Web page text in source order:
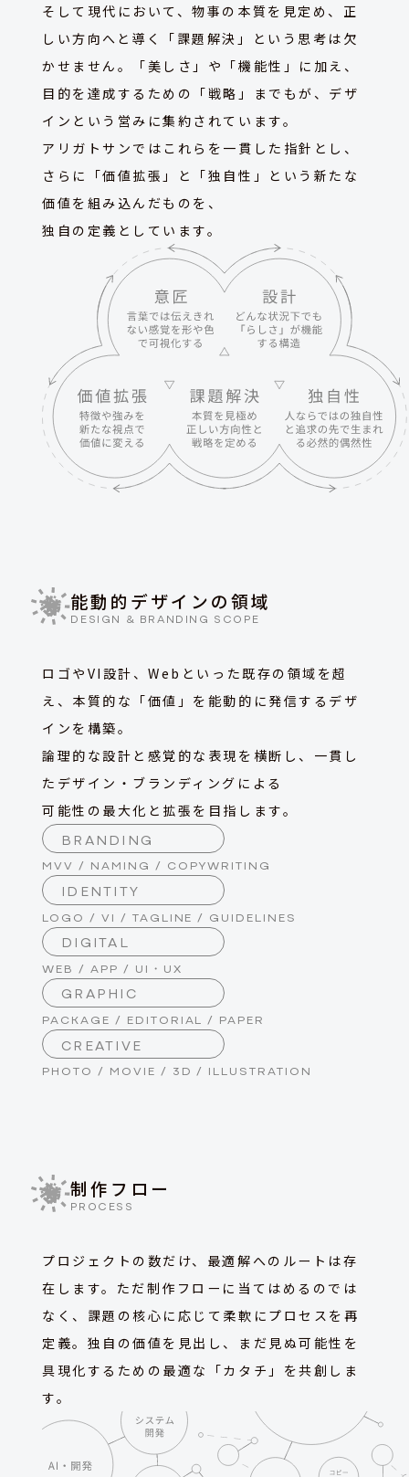
そして現代において、物事の本質を見定め、正
しい方向へと導く「課題解決」という思考は欠
かせません。「美しさ」や「機能性」に加え、
目的を達成するための「戦略」までもが、デザ
インという営みに集約されています。
アリガトサンではこれらを一貫した指針とし、
さらに「価値拡張」と「独自性」という新たな
価値を組み込んだものを、
独自の定義としています。
能動的デザインの領域
DESIGN & BRANDING SCOPE
ロゴやVI設計、Webといった既存の領域を超
え、本質的な「価値」を能動的に発信するデザ
インを構築。
論理的な設計と感覚的な表現を横断し、一貫し
たデザイン・ブランディングによる
可能性の最大化と拡張を目指します。
BRANDING
MVV / NAMING / COPYWRITING
IDENTITY
LOGO / VI / TAGLINE / GUIDELINES
DIGITAL
WEB / APP / UI・UX
GRAPHIC
PACKAGE / EDITORIAL / PAPER
CREATIVE
PHOTO / MOVIE / 3D / ILLUSTRATION
制作フロー
PROCESS
プロジェクトの数だけ、最適解へのルートは存
在します。ただ制作フローに当てはめるのでは
なく、課題の核心に応じて柔軟にプロセスを再
定義。独自の価値を見出し、まだ見ぬ可能性を
具現化するための最適な「カタチ」を共創しま
す。